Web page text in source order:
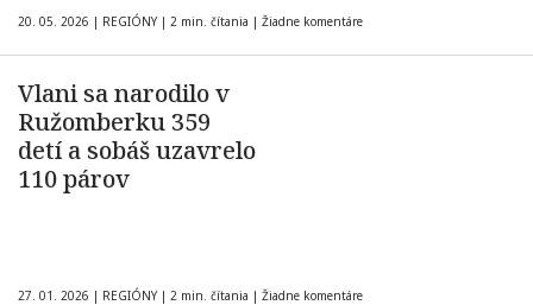
20. 05. 2026 | REGIÓNY | 2 min. čítania | Žiadne komentáre
Vlani sa narodilo v
Ružomberku 359
detí a sobáš uzavrelo
110 párov
27. 01. 2026 | REGIÓNY | 2 min. čítania | Žiadne komentáre